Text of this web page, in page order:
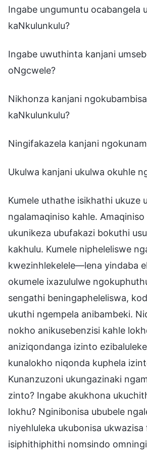
Ingabe ungumuntu ocabangela
kaNkulunkulu?
Ingabe uwuthinta kanjani
oNgcwele?
Nikhonza kanjani
kaNkulunkulu?
Ningifakazela kanjani
Ukulwa kanjani ukulwa okuhle
Kumele uthathe isikhathi ukuze
ngalamaqiniso kahle. Amaqiniso
ukunikeza ubufakazi bokuthi
kakhulu. Kumele nipheleliswe
kwezinhlekelele—lena yindaba
okumele ixazululwe
sengathi beningapheleliswa,
ukuthi ngempela anibambeki.
nokho anikusebenzisi kahle
aniziqondanga izinto
kunalokho niqonda kuphela
Kunanzuzoni ukungazinaki
zinto? Ingabe akukhona
lokhu? Nginibonisa ububele
niyehluleka ukubonisa
isiphithiphithi nomsindo